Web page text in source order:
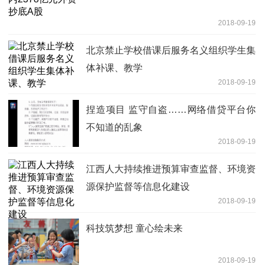
2018-09-19
北京禁止学校借课后服务名义组织学生集
体补课、教学
2018-09-19
捏造项目 监守自盗……网络借贷平台你
不知道的乱象
2018-09-19
江西人大持续推进预算审查监督、环境资
源保护监督等信息化建设
2018-09-19
科技筑梦想 童心绘未来
2018-09-19